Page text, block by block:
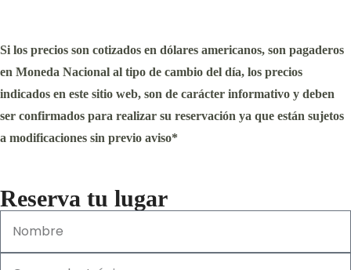
Si los precios son cotizados en dólares americanos, son pagaderos
en Moneda Nacional al tipo de cambio del día, los precios
indicados en este sitio web, son de carácter informativo y deben
ser confirmados para realizar su reservación ya que están sujetos
a modificaciones sin previo aviso*
Reserva tu lugar